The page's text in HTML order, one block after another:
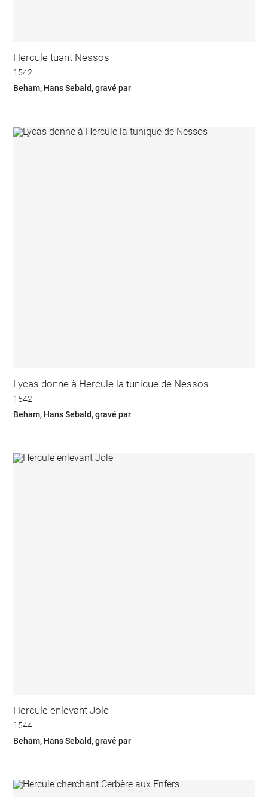
Hercule tuant Nessos
1542
Beham, Hans Sebald, gravé par
Lycas donne à Hercule la tunique de Nessos
1542
Beham, Hans Sebald, gravé par
Hercule enlevant Jole
1544
Beham, Hans Sebald, gravé par